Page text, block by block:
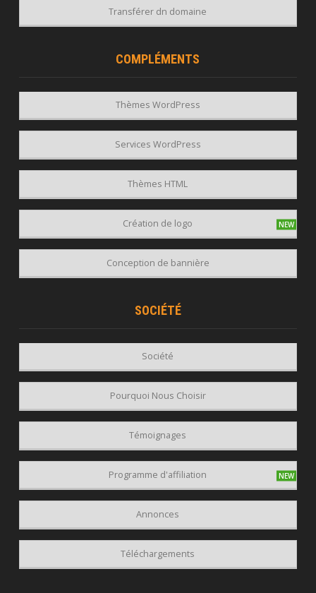
Transférer dn domaine
COMPLÉMENTS
Thèmes WordPress
Thèmes HTML
Création de logo
Conception de bannière
Services WordPress
SOCIÉTÉ
Société
Pourquoi Nous Choisir
Témoignages
Programme d'affiliation
Annonces
Téléchargements